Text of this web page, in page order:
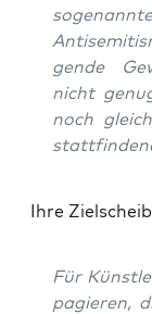
gen­de
nicht
noch
Ihre
Für
pa­gie­ren,